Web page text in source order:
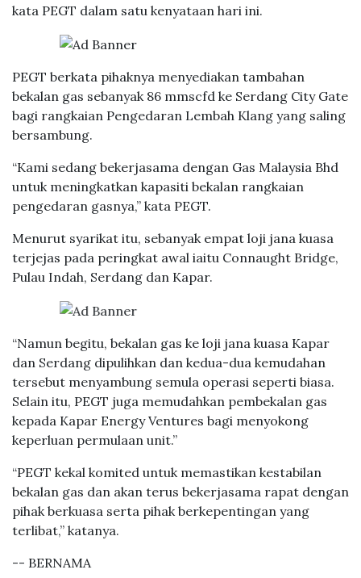
kata PEGT dalam satu kenyataan hari ini.
PEGT berkata pihaknya menyediakan tambahan
bekalan gas sebanyak 86 mmscfd ke Serdang City Gate
bagi rangkaian Pengedaran Lembah Klang yang saling
bersambung.
“Kami sedang bekerjasama dengan Gas Malaysia Bhd
untuk meningkatkan kapasiti bekalan rangkaian
pengedaran gasnya,” kata PEGT.
Menurut syarikat itu, sebanyak empat loji jana kuasa
terjejas pada peringkat awal iaitu Connaught Bridge,
Pulau Indah, Serdang dan Kapar.
“Namun begitu, bekalan gas ke loji jana kuasa Kapar
dan Serdang dipulihkan dan kedua-dua kemudahan
tersebut menyambung semula operasi seperti biasa.
Selain itu, PEGT juga memudahkan pembekalan gas
kepada Kapar Energy Ventures bagi menyokong
keperluan permulaan unit.”
“PEGT kekal komited untuk memastikan kestabilan
bekalan gas dan akan terus bekerjasama rapat dengan
pihak berkuasa serta pihak berkepentingan yang
terlibat,” katanya.
-- BERNAMA